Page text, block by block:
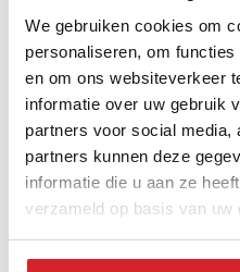
We gebruiken cookies om
personaliseren, om
en om ons websiteverkeer
informatie over uw gebruik
partners voor social media,
partners kunnen deze
informatie die u aan ze
verzameld op basis van
tussenwoning
hoekwoning
twee-onder-een-kap
appartementen